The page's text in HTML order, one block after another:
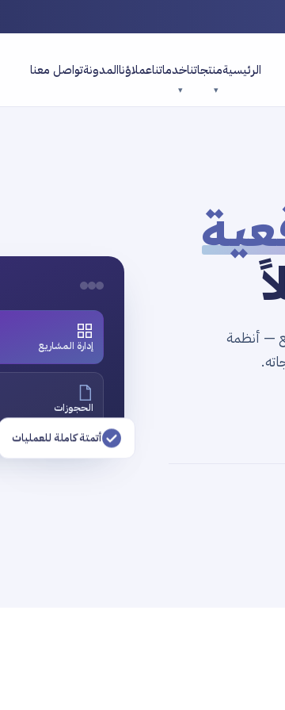
الرئيسيةمنتجاتناخدماتناعملاؤناالمدونةتواصل معنا
— أنظمة
إدارة المشاريع
الحجوزات
أتمتة كاملة للعمليات